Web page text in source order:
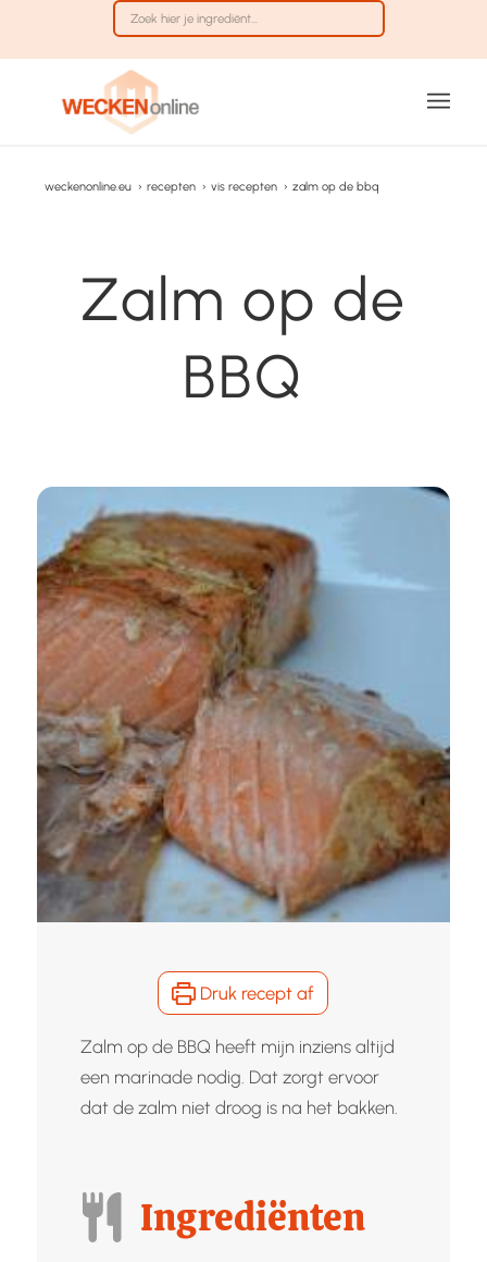
weckenonline.eu › recepten › vis recepten › zalm op de bbq
Zalm op de
BBQ
Druk recept af
Zalm op de BBQ heeft mijn inziens altijd
een marinade nodig. Dat zorgt ervoor
dat de zalm niet droog is na het bakken.
Ingrediënten